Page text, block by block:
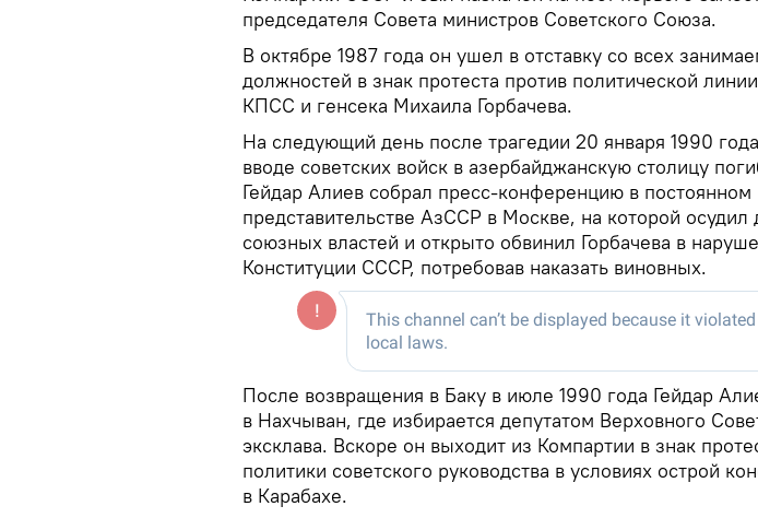
председателя Совета министров Советского Союза.
В октябре 1987 года он ушел в отставку со всех
должностей в знак протеста против политической
КПСС и генсека Михаила Горбачева.
На следующий день после трагедии 20 января 1990
вводе советских войск в азербайджанскую столицу
Гейдар Алиев собрал пресс-конференцию в постоянном
представительстве АзССР в Москве, на которой осудил
союзных властей и открыто обвинил Горбачева в
Конституции СССР, потребовав наказать виновных.
После возвращения в Баку в июле 1990 года Гейдар
в Нахчыван, где избирается депутатом Верховного
эксклава. Вскоре он выходит из Компартии в знак
политики советского руководства в условиях острой
в Карабахе.